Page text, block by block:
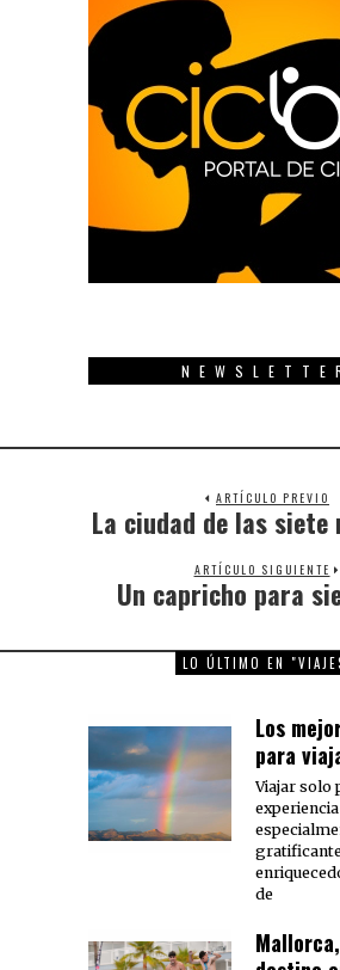
ARTÍCULO PREVIO
Previous
La ciudad de las siete
ARTÍCULO SIGUIENTE
Next
Un capricho para
LO ÚLTIMO EN
Los
para
Viajar solo
experiencia
de